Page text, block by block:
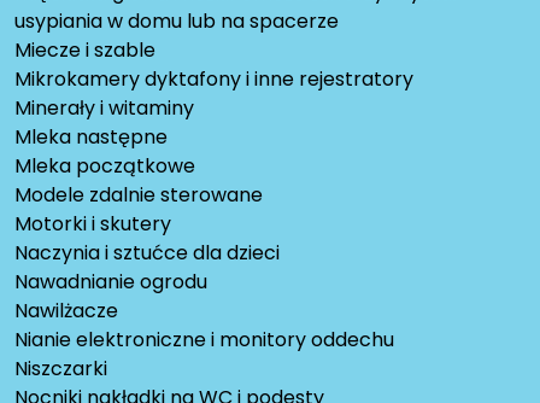
usypiania w domu lub na spacerze
Miecze i szable
Mikrokamery dyktafony i inne rejestratory
Minerały i witaminy
Mleka następne
Mleka początkowe
Modele zdalnie sterowane
Motorki i skutery
Naczynia i sztućce dla dzieci
Nawadnianie ogrodu
Nawilżacze
Nianie elektroniczne i monitory oddechu
Niszczarki